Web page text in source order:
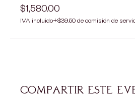
$1,580.00
IVA incluido+$39.50 de comisión de
Compartir este